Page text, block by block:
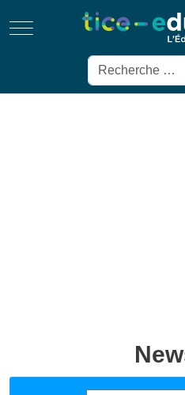
Mobile Menu Toggle
Rechercher